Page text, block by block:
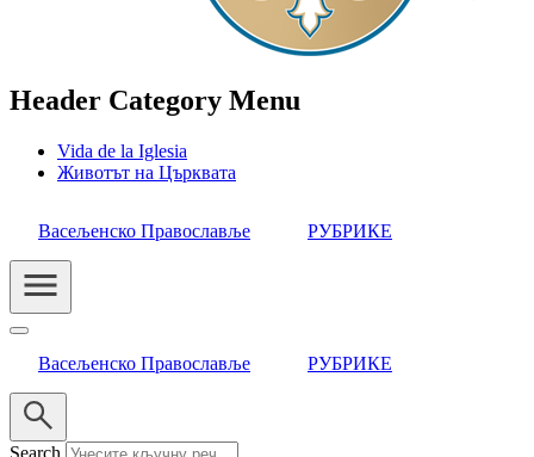
Header Category Menu
Vida de la Iglesia
Животът на Църквата
Васељенско Православље РУБРИКЕ
Васељенско Православље РУБРИКЕ
Search